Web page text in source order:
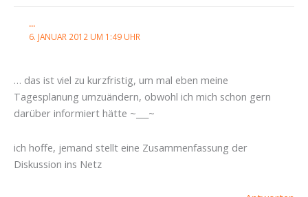
...
6. JANUAR 2012 UM 1:49 UHR
… das ist viel zu kurzfristig, um mal eben meine
Tagesplanung umzuändern, obwohl ich mich schon gern
darüber informiert hätte ~___~
ich hoffe, jemand stellt eine Zusammenfassung der
Diskussion ins Netz